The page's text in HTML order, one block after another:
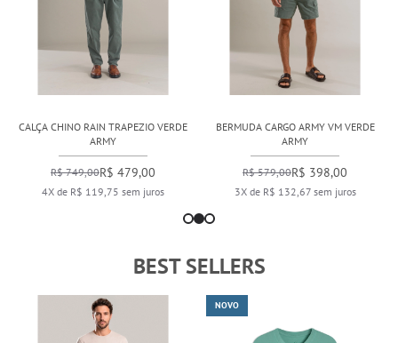
CALÇA CHINO RAIN TRAPEZIO VERDE
ARMY
R$ 749,00R$ 479,00
4X de R$ 119,75 sem juros
BERMUDA CARGO ARMY VM VERDE
ARMY
R$ 579,00R$ 398,00
3X de R$ 132,67 sem juros
BEST SELLERS
NOVO